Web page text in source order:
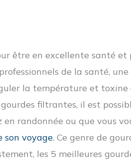
être en excellente santé
professionnels de la santé,
la température et toxine
filtrantes, il est
en randonnée ou que vous
son voyage.Ce genre de
les 5 meilleures